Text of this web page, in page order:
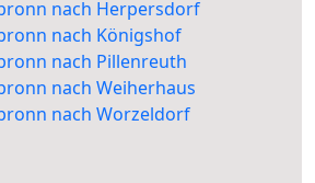
nach Herpersdorf
nach Königshof
nach Pillenreuth
nach Weiherhaus
nach Worzeldorf